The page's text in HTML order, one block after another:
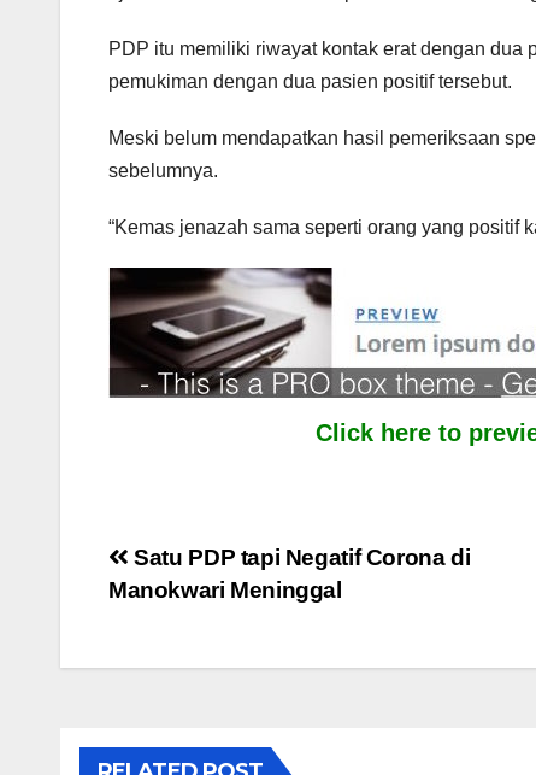
PDP itu memiliki riwayat kontak erat dengan
pemukiman dengan dua pasien positif tersebut.
Meski belum mendapatkan hasil pemeriksaan
sebelumnya.
“Kemas jenazah sama seperti orang yang positif
Click here to
Post
navigation
Satu PDP tapi Negatif Corona di
Manokwari Meninggal